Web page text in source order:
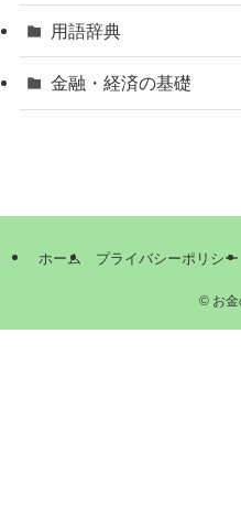
用語辞典
金融・経済の基礎
ホーム プライバシーポリシー
©お金